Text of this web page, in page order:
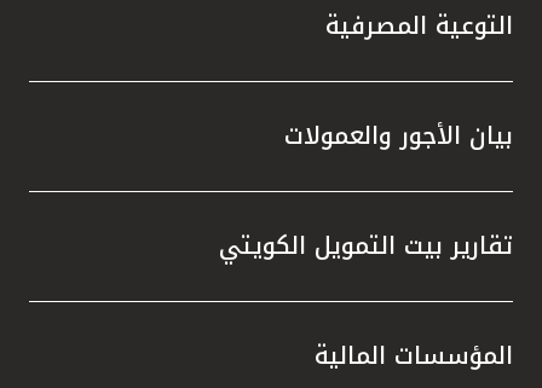
التوعية المصرفية
بيان الأجور والعمولات
تقارير بيت التمويل الكويتي
المؤسسات المالية